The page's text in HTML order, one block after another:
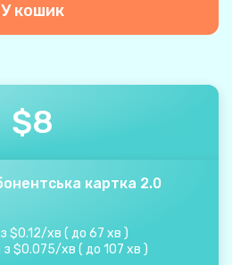
У кошик
$8
картка 2.0
$0.12/хв ( до 67 хв )
з $0.075/хв ( до 107 хв )